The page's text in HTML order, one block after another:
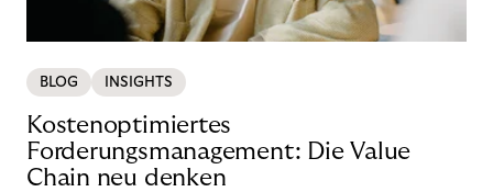
BLOG INSIGHTS
Kostenoptimiertes
Forderungsmanagement: Die Value
Chain neu denken